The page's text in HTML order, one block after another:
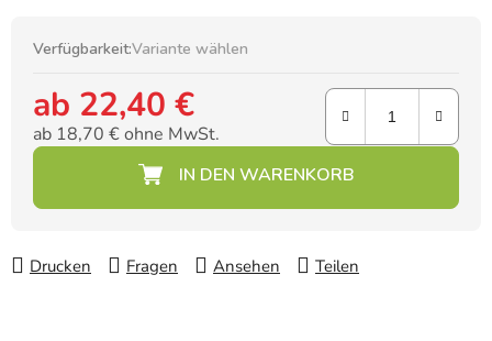
Verfügbarkeit:Variante wählen
ab 22,40 €
ab 18,70 €ohne MwSt.
Drucken Fragen Ansehen Teilen